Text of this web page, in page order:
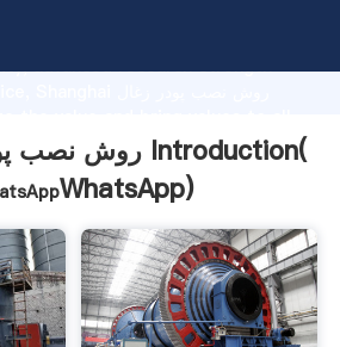
advanced research strength
روش نصب پودر زغال سنگ Introduction(
WhatsApp)